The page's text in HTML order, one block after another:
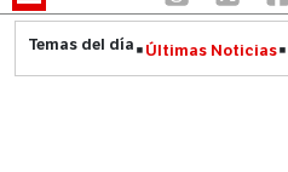
Últimas Noticias